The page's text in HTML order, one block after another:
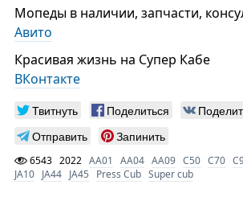
Мопеды в наличии, запчасти,
Авито
Красивая жизнь на Супер Кабе
ВКонтакте
Твитнуть Поделиться
Отправить
Запинить
6543 2022 AA01 AA04 AA09 C50 C70
JA10 JA44 JA45 Press Cub Super cub